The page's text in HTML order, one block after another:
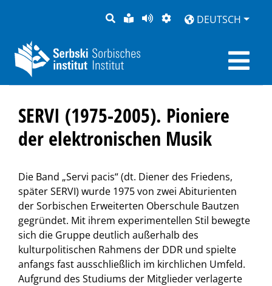
SUCHELEICHTE
SPRACHE
SEITEDARSTELLUNG
DEUTSCH
SERVI (1975-2005). Pioniere
der elektronischen Musik
Die Band „Servi pacis“ (dt. Diener des Friedens,
später SERVI) wurde 1975 von zwei Abiturienten
der Sorbischen Erweiterten Oberschule Bautzen
gegründet. Mit ihrem experimentellen Stil bewegte
sich die Gruppe deutlich außerhalb des
kulturpolitischen Rahmens der DDR und spielte
anfangs fast ausschließlich im kirchlichen Umfeld.
Aufgrund des Studiums der Mitglieder verlagerte